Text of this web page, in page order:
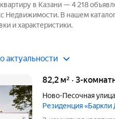
в Казани — 4 218
Недвижимости. В нашем
и характеристики.
актуальности
82,2 м² · 3-
Ново-Песочная улица
Резиденция «Баркли